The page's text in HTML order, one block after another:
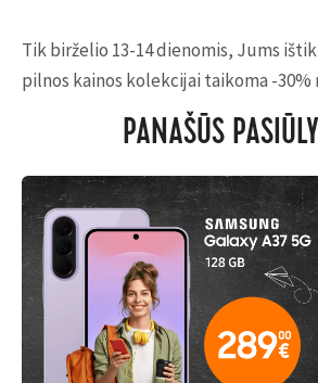
Tik birželio 13-14 dienomis, Jums
pilnos kainos kolekcijai taikoma -30%
PANAŠŪS